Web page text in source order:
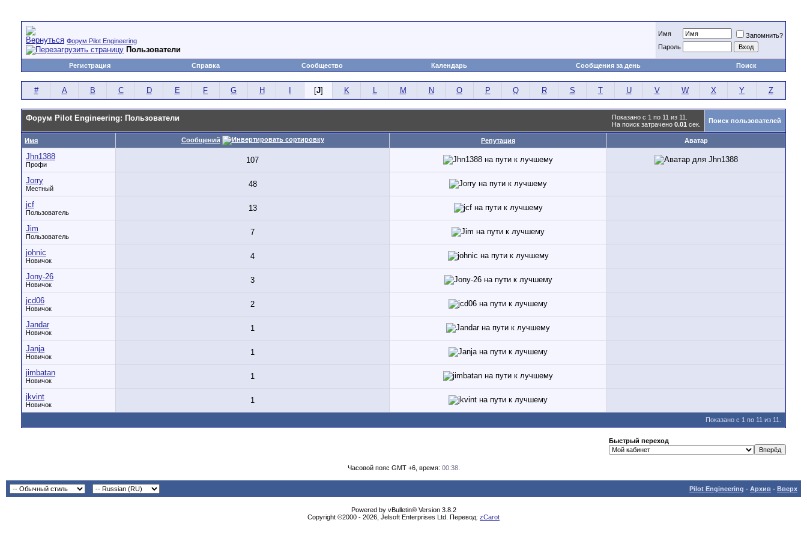
Форум Pilot Engineering
Пользователи
Имя
Запомнить?
Пароль
Регистрация Справка Сообщество Календарь Сообщения за день Поиск
# A B C D E F G H [J] K L M N O P Q R S T U V W X Y Z
Показано с 1 по 11 из 11.
На поиск затрачено 0.01 сек.
Форум Pilot Engineering: Пользователи Поиск пользователей
Имя Сообщений Репутация Аватар
Jhn1388
Профи 107
Jorry
Местный 48
jcf
Пользователь 13
Jim
Пользователь 7
johnic
Новичок 4
Jony-26
Новичок 3
jcd06
Новичок 2
Jandar
Новичок 1
Janja
Новичок 1
jimbatan
Новичок 1
jkvint
Новичок 1
Показано с 1 по 11 из 11.
Быстрый переход
Часовой пояс GMT +6, время: 00:38.
Pilot Engineering - Архив - Вверх
Powered by vBulletin® Version 3.8.2
Copyright ©2000 - 2026, Jelsoft Enterprises Ltd. Перевод: zCarot